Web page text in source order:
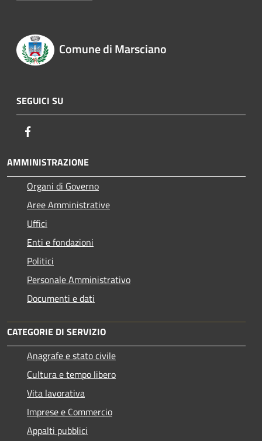
Comune di Marsciano
SEGUICI SU
AMMINISTRAZIONE
Organi di Governo
Aree Amministrative
Uffici
Enti e fondazioni
Politici
Personale Amministrativo
Documenti e dati
CATEGORIE DI SERVIZIO
Anagrafe e stato civile
Cultura e tempo libero
Vita lavorativa
Imprese e Commercio
Appalti pubblici